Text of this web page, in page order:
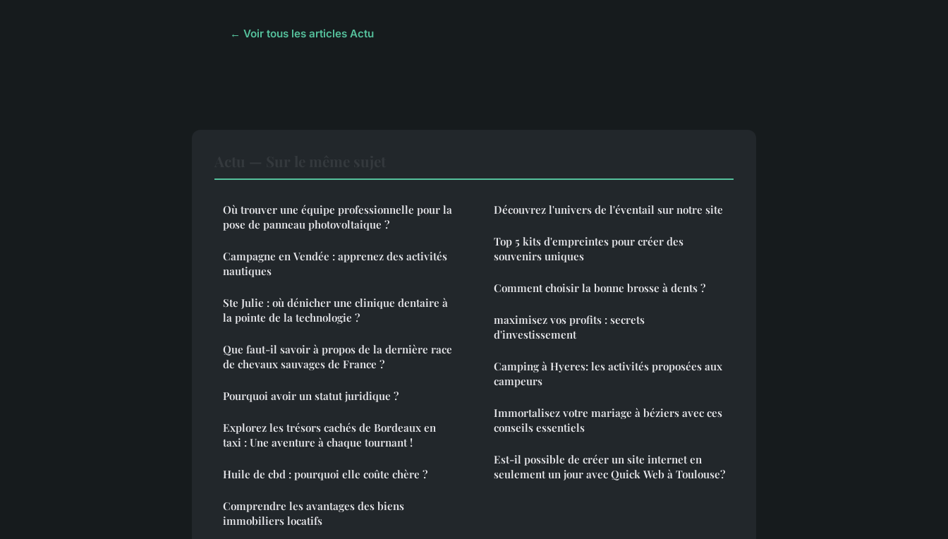
← Voir tous les articles Actu
Où trouver une équipe professionnelle pour la
pose de panneau photovoltaique ?
Campagne en Vendée : apprenez des activités
nautiques
Ste Julie : où dénicher une clinique dentaire à
la pointe de la technologie ?
Que faut-il savoir à propos de la dernière race
de chevaux sauvages de France ?
Pourquoi avoir un statut juridique ?
Explorez les trésors cachés de Bordeaux en
taxi : Une aventure à chaque tournant !
Huile de cbd : pourquoi elle coûte chère ?
Comprendre les avantages des biens
immobiliers locatifs
Découvrez l'univers de l'éventail sur notre site
Top 5 kits d'empreintes pour créer des
souvenirs uniques
Comment choisir la bonne brosse à dents ?
maximisez vos profits : secrets
d'investissement
Camping à Hyeres: les activités proposées aux
campeurs
Immortalisez votre mariage à béziers avec ces
conseils essentiels
Est-il possible de créer un site internet en
seulement un jour avec Quick Web à Toulouse?